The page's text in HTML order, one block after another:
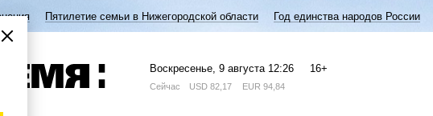
Пятилетие семьи в Нижегородской области Год единства народов России
Воскресенье, 9 августа 12:26 16+
Сейчас USD 82,17 EUR 94,84